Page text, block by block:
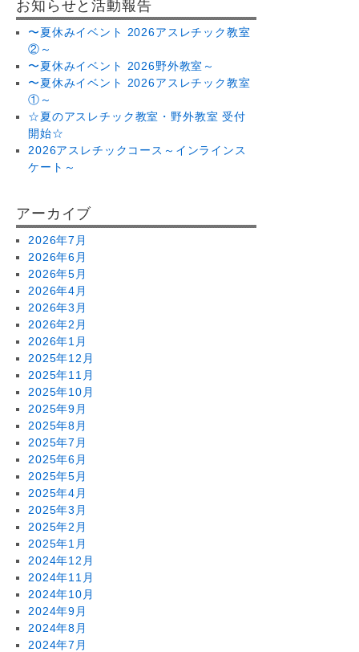
お知らせと活動報告
〜夏休みイベント 2026アスレチック教室
②～
〜夏休みイベント 2026野外教室～
〜夏休みイベント 2026アスレチック教室
①～
☆夏のアスレチック教室・野外教室 受付
開始☆
2026アスレチックコース～インラインス
ケート～
アーカイブ
2026年7月
2026年6月
2026年5月
2026年4月
2026年3月
2026年2月
2026年1月
2025年12月
2025年11月
2025年10月
2025年9月
2025年8月
2025年7月
2025年6月
2025年5月
2025年4月
2025年3月
2025年2月
2025年1月
2024年12月
2024年11月
2024年10月
2024年9月
2024年8月
2024年7月